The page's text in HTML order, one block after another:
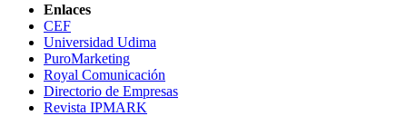
Enlaces
CEF
Universidad Udima
PuroMarketing
Royal Comunicación
Directorio de Empresas
Revista IPMARK